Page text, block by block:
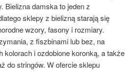
Bielizna damska to jeden z
sklepy z bielizną starają się
wzory, fasony i rozmiary.
z fiszbinami lub bez, na
i ozdobione koronką, a także
do stringów. W ofercie sklepu